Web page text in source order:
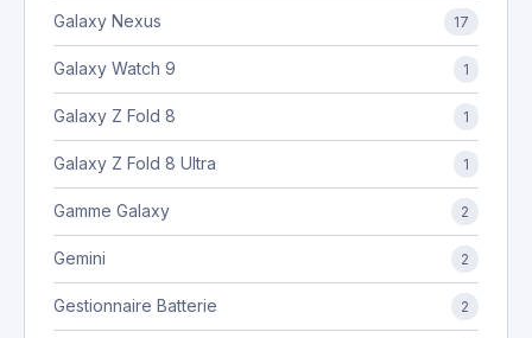
Galaxy Nexus 17
Galaxy Watch 9 1
Galaxy Z Fold 8 1
Galaxy Z Fold 8 Ultra 1
Gamme Galaxy 2
Gemini 2
Gestionnaire Batterie 2